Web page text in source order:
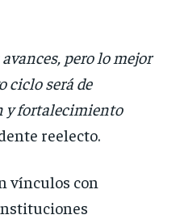
pero lo mejor
ciclo será de
y fortalecimiento
reelecto.
vínculos con